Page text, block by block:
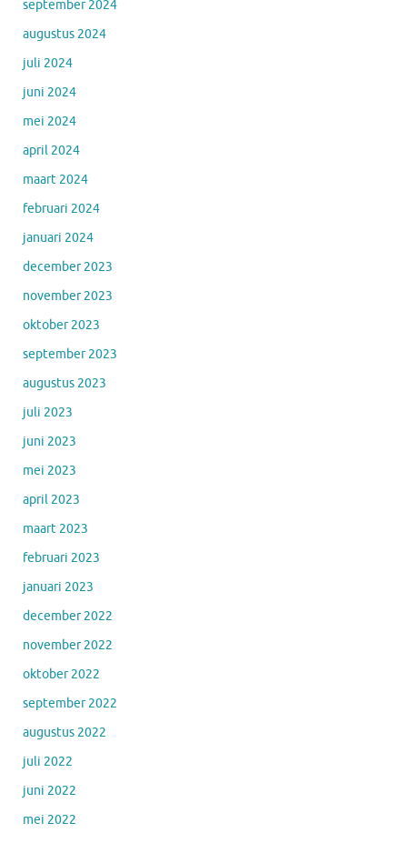
september 2024
augustus 2024
juli 2024
juni 2024
mei 2024
april 2024
maart 2024
februari 2024
januari 2024
december 2023
november 2023
oktober 2023
september 2023
augustus 2023
juli 2023
juni 2023
mei 2023
april 2023
maart 2023
februari 2023
januari 2023
december 2022
november 2022
oktober 2022
september 2022
augustus 2022
juli 2022
juni 2022
mei 2022